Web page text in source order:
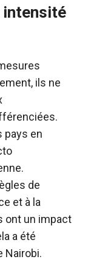
ils ne
pays en
de
et à la
ont un impact
a été
Nairobi.